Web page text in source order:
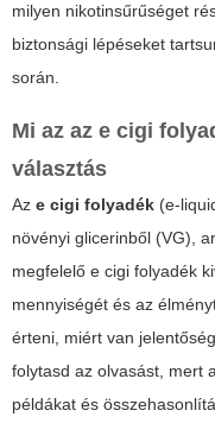
milyen nikotinsűrűséget
biztonsági lépéseket
során.
Mi az az e cigi
választás
Az e cigi folyadék (e-
növényi glicerinből (VG),
megfelelő e cigi folyadék
mennyiségét és az
érteni, miért van
folytasd az olvasást, mert
példákat és